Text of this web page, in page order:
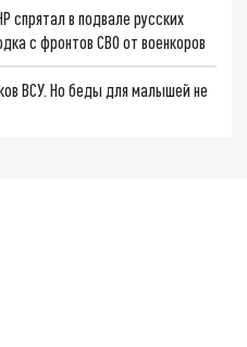
спрятал в подвале русских
с фронтов СВО от военкоров
ВСУ. Но беды для малышей не